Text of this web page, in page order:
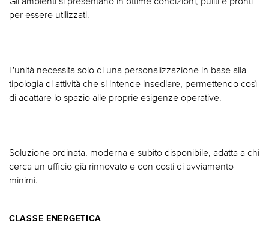
per essere utilizzati.
L'unità necessita solo di una personalizzazione in base alla
tipologia di attività che si intende insediare, permettendo così
di adattare lo spazio alle proprie esigenze operative.
Soluzione ordinata, moderna e subito disponibile, adatta a chi
cerca un ufficio già rinnovato e con costi di avviamento
minimi.
CLASSE ENERGETICA